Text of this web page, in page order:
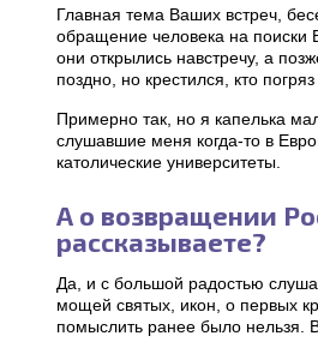
Главная тема Ваших встреч,
обращение человека на поиски
они открылись навстречу, а
поздно, но крестился, кто
Примерно так, но я капелька
слушавшие меня когда-то в
католические университеты.
А о возвращении
рассказываете?
Да, и с большой радостью
мощей святых, икон, о первых
помыслить ранее было нельзя.